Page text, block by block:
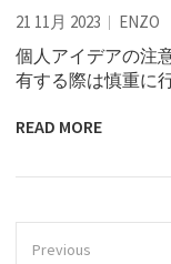
21 11月 2023 ENZO
個人アイデアの注
有する際は慎重に
READ MORE
Previous